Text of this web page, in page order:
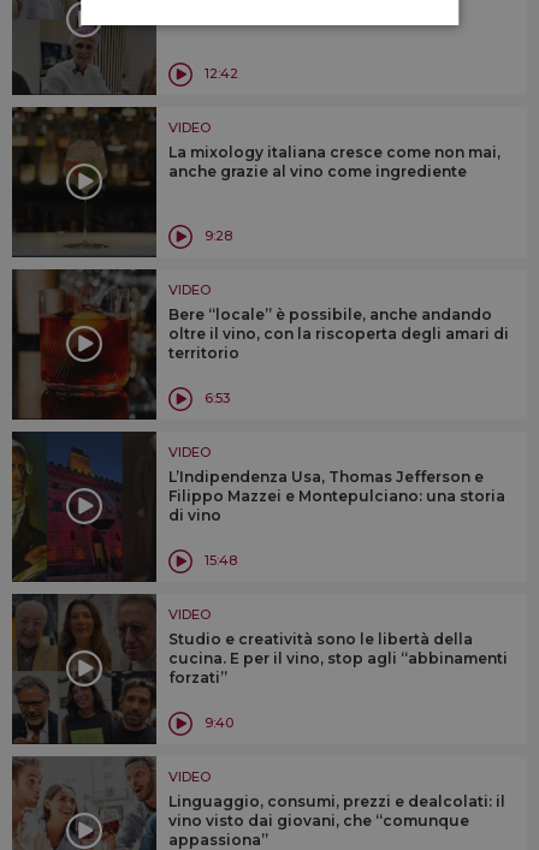
12:42
VIDEO
La mixology italiana cresce come non mai,
anche grazie al vino come ingrediente
9:28
VIDEO
Bere “locale” è possibile, anche andando
oltre il vino, con la riscoperta degli amari di
territorio
6:53
VIDEO
L’Indipendenza Usa, Thomas Jefferson e
Filippo Mazzei e Montepulciano: una storia
di vino
15:48
VIDEO
Studio e creatività sono le libertà della
cucina. E per il vino, stop agli “abbinamenti
forzati”
9:40
VIDEO
Linguaggio, consumi, prezzi e dealcolati: il
vino visto dai giovani, che “comunque
appassiona”